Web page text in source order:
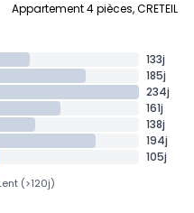
Appartement 4 pièces, CRETEIL
133j
185j
234j
161j
138j
194j
105j
(>120j)